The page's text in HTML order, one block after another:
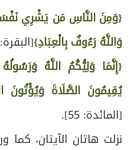
{وَمِنَ النَّاسِ مَن يَشْرِي
وَاللَّهُ رَءُوفٌ بِالْعِبَادِ}[البقرة: 207].
{إِنَّمَا وَلِيُّكُمُ اللَّهُ
يُقِيمُونَ الصَّلَاةَ وَيُؤْتُونَ
[المائدة: 55].
نزلت هاتان الآيتان،